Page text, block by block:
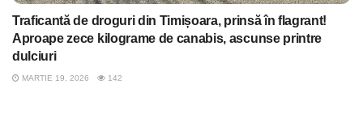
Traficantă de droguri din Timișoara, prinsă în flagrant!
Aproape zece kilograme de canabis, ascunse printre
dulciuri
MARTIE 19, 2026 142